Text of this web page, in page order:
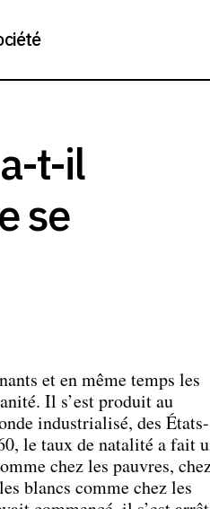
et pourquoi ne se
t-il
se
et en même temps les
Il s’est produit au
industrialisé, des États-
le taux de natalité a fait
chez les pauvres,
blancs comme chez les